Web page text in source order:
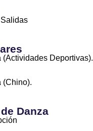
Deportivas).
(Chino).
Danza